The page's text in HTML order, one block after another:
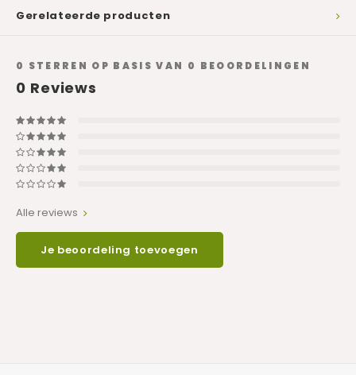
Gerelateerde producten
0 STERREN OP BASIS VAN 0 BEOORDELINGEN
0 Reviews
Alle reviews
Je beoordeling toevoegen